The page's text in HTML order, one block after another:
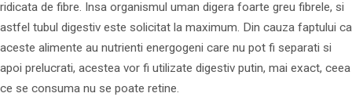
ridicata de fibre. Insa organismul uman digera foarte greu fibrele, si
astfel tubul digestiv este solicitat la maximum. Din cauza faptului ca
aceste alimente au nutrienti energogeni care nu pot fi separati si
apoi prelucrati, acestea vor fi utilizate digestiv putin, mai exact, ceea
ce se consuma nu se poate retine.